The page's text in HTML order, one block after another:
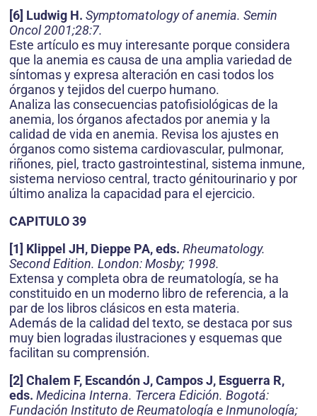
[6] Ludwig H. Symptomatology of anemia. Semin
Oncol 2001;28:7.
Este artículo es muy interesante porque considera
que la anemia es causa de una amplia variedad de
síntomas y expresa alteración en casi todos los
órganos y tejidos del cuerpo humano.
Analiza las consecuencias patofisiológicas de la
anemia, los órganos afectados por anemia y la
calidad de vida en anemia. Revisa los ajustes en
órganos como sistema cardiovascular, pulmonar,
riñones, piel, tracto gastrointestinal, sistema inmune,
sistema nervioso central, tracto génitourinario y por
último analiza la capacidad para el ejercicio.
CAPITULO 39
[1] Klippel JH, Dieppe PA, eds. Rheumatology.
Second Edition. London: Mosby; 1998.
Extensa y completa obra de reumatología, se ha
constituido en un moderno libro de referencia, a la
par de los libros clásicos en esta materia.
Además de la calidad del texto, se destaca por sus
muy bien logradas ilustraciones y esquemas que
facilitan su comprensión.
[2] Chalem F, Escandón J, Campos J, Esguerra R,
eds. Medicina Interna. Tercera Edición. Bogotá:
Fundación Instituto de Reumatología e Inmunología;